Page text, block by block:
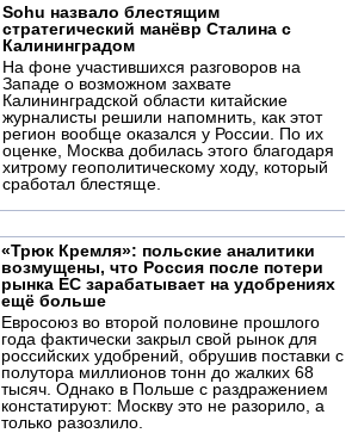
Sohu назвало блестящим
стратегический манёвр Сталина с
Калининградом
На фоне участившихся разговоров на
Западе о возможном захвате
Калининградской области китайские
журналисты решили напомнить, как этот
регион вообще оказался у России. По их
оценке, Москва добилась этого благодаря
хитрому геополитическому ходу, который
сработал блестяще.
«Трюк Кремля»: польские аналитики
возмущены, что Россия после потери
рынка ЕС зарабатывает на удобрениях
ещё больше
Евросоюз во второй половине прошлого
года фактически закрыл свой рынок для
российских удобрений, обрушив поставки с
полутора миллионов тонн до жалких 68
тысяч. Однако в Польше с раздражением
констатируют: Москву это не разорило, а
только разозлило.